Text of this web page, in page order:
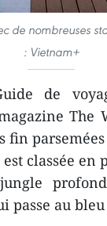
de nombreuses
: Vietnam+
de
The
fin
classée en
passe au